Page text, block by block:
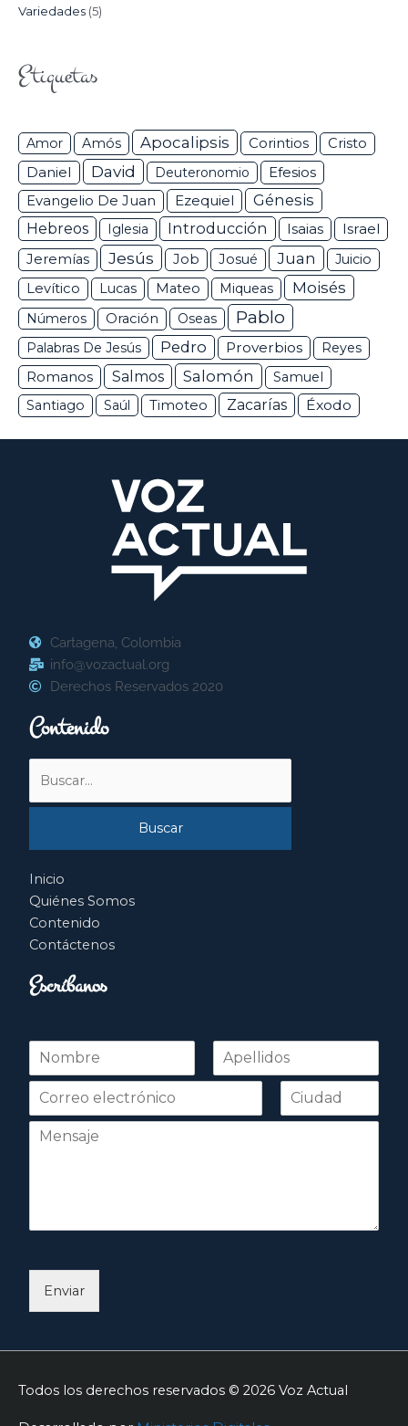
Variedades (5)
Etiquetas
Amor Amós Apocalipsis Corintios Cristo
Daniel David Deuteronomio Efesios
Evangelio De Juan Ezequiel
Génesis
Hebreos
Iglesia Introducción Isaias Israel
Jeremías Jesús Job Josué Juan
Juicio
Levítico
Lucas Mateo Miqueas Moisés
Números Oración Oseas Pablo
Palabras De Jesús Pedro Proverbios Reyes
Romanos Salmos Salomón
Samuel
Santiago
Saúl Timoteo Zacarías Éxodo
Cartagena, Colombia
info@vozactual.org
Derechos Reservados 2020
Contenido
por:
Inicio
Quiénes Somos
Contenido
Contáctenos
Escríbanos
N
m
r
Nombre Apellidos
Enviar
Todos los derechos reservados © 2026 Voz Actual